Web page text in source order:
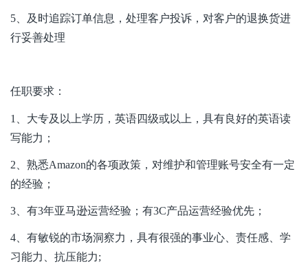
5 、及时追踪订单信息，处理客户投诉，对客户的退换货进
行妥善处理
任职要求：
1
、大专及以上学历，英语四级或以上，具有良好的英语读
写能力；
2 、熟悉Amazon的各项政策，对维护和管理账号安全有一定
的经验；
3 、有3年亚马逊运营经验；有3C产品运营经验优先；
4 、有敏锐的市场洞察力，具有很强的事业心、责任感、学
习能力、抗压能力;